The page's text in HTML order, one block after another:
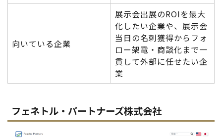
向いている企業
展示会出展のROIを最大
化したい企業や、展示会
当日の名刺獲得からフォ
ロー架電・商談化まで一
貫して外部に任せたい企
業
フェネトル・パートナーズ株式会社